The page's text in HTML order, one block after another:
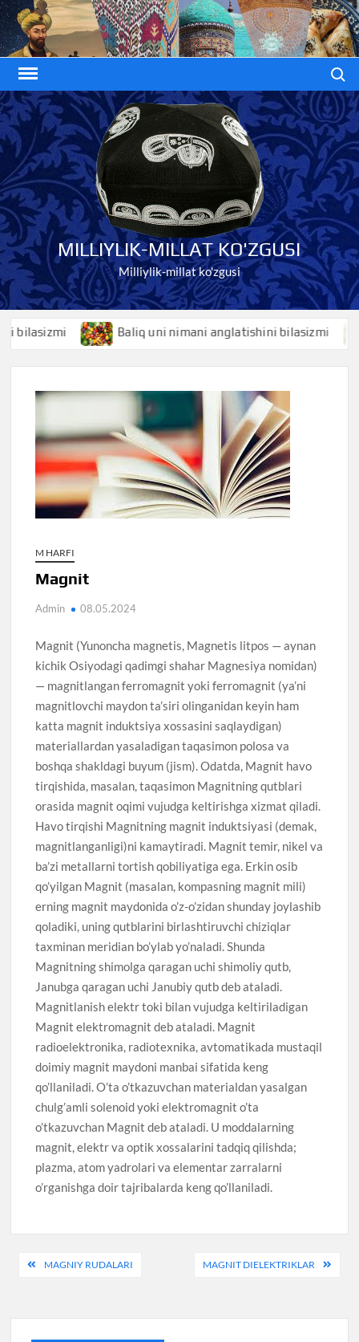
Skip
to
content
MILLIYLIK-MILLAT KO'ZGUSI
Milliylik-millat ko'zgusi
Baliq uni nimani anglatishini bilasizmi
M HARFI
Magnit
Admin 08.05.2024
Magnit (Yunoncha magnetis, Magnetis litpos — aynan
kichik Osiyodagi qadimgi shahar Magnesiya nomidan)
— magnitlangan ferromagnit yoki ferromagnit (ya’ni
magnitlovchi maydon ta’siri olinganidan keyin ham
katta magnit induktsiya xossasini saqlaydigan)
materiallardan yasaladigan taqasimon polosa va
boshqa shakldagi buyum (jism). Odatda, Magnit havo
tirqishida, masalan, taqasimon Magnitning qutblari
orasida magnit oqimi vujudga keltirishga xizmat qiladi.
Havo tirqishi Magnitning magnit induktsiyasi (demak,
magnitlanganligi)ni kamaytiradi. Magnit temir, nikel va
ba’zi metallarni tortish qobiliyatiga ega. Erkin osib
qo’yilgan Magnit (masalan, kompasning magnit mili)
erning magnit maydonida o’z-o’zidan shunday joylashib
qoladiki, uning qutblarini birlashtiruvchi chiziqlar
taxminan meridian bo’ylab yo’naladi. Shunda
Magnitning shimolga qaragan uchi shimoliy qutb,
Janubga qaragan uchi Janubiy qutb deb ataladi.
Magnitlanish elektr toki bilan vujudga keltiriladigan
Magnit elektromagnit deb ataladi. Magnit
radioelektronika, radiotexnika, avtomatikada mustaqil
doimiy magnit maydoni manbai sifatida keng
qo’llaniladi. O’ta o’tkazuvchan materialdan yasalgan
chulg’amli solenoid yoki elektromagnit o’ta
o’tkazuvchan Magnit deb ataladi. U moddalarning
magnit, elektr va optik xossalarini tadqiq qilishda;
plazma, atom yadrolari va elementar zarralarni
o’rganishga doir tajribalarda keng qo’llaniladi.
PostMAGNIY RUDALARI MAGNIT DIELEKTRIKLAR